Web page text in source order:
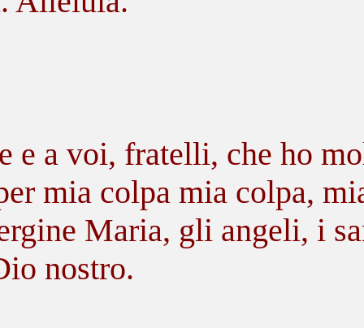
e a voi, fratelli, che ho
mia colpa mia colpa,
Maria, gli angeli, i
nostro.